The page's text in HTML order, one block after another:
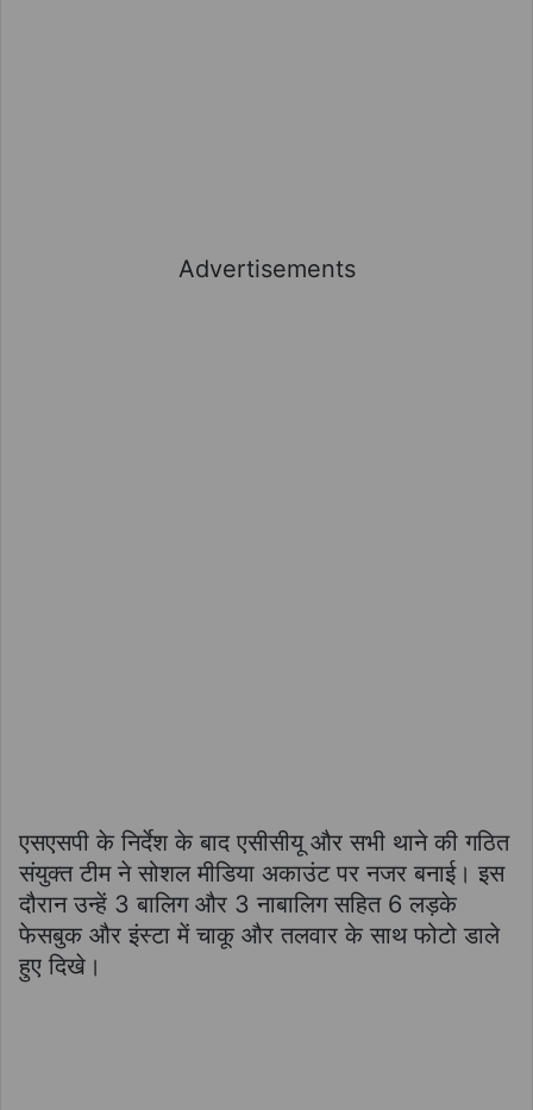
Advertisements
एसएसपी के निर्देश के बाद एसीसीयू और सभी थाने की गठित
संयुक्त टीम ने सोशल मीडिया अकाउंट पर नजर बनाई। इस
दौरान उन्हें 3 बालिग और 3 नाबालिग सहित 6 लड़के
फेसबुक और इंस्टा में चाकू और तलवार के साथ फोटो डाले
हुए दिखे।